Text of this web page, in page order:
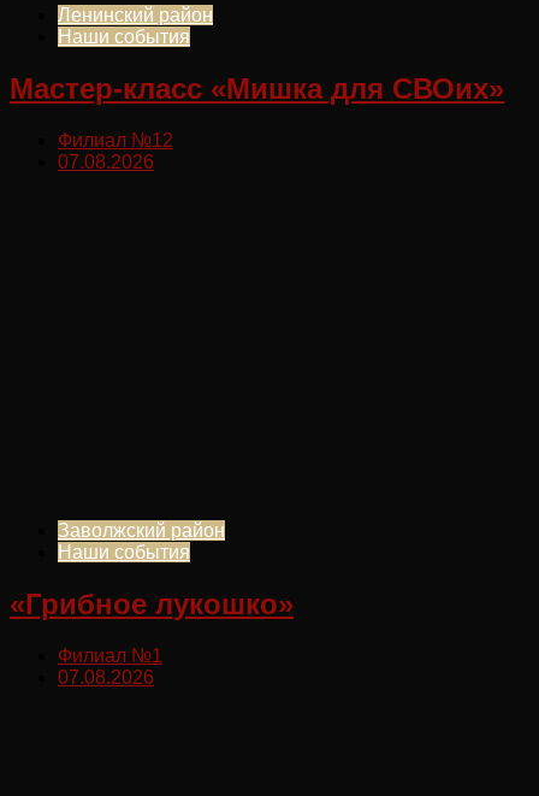
Ленинский район
Наши события
Мастер-класс «Мишка для СВОих»
Филиал №12
07.08.2026
Заволжский район
Наши события
«Грибное лукошко»
Филиал №1
07.08.2026